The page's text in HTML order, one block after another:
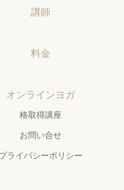
講師
料金
オンラインヨガ
格取得講座
お問い合せ
プライバシーポリシー